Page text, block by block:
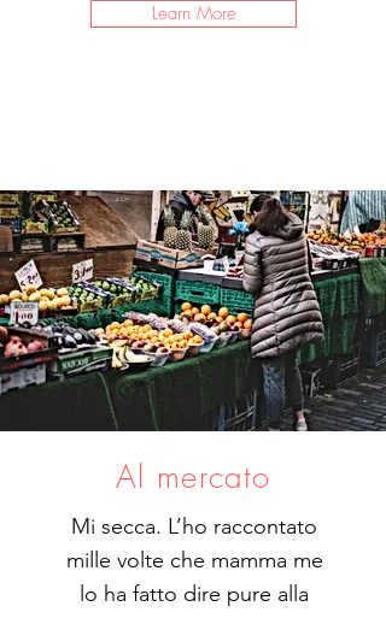
Learn More
Al mercato
Mi secca. L’ho raccontato
mille volte che mamma me
lo ha fatto dire pure alla